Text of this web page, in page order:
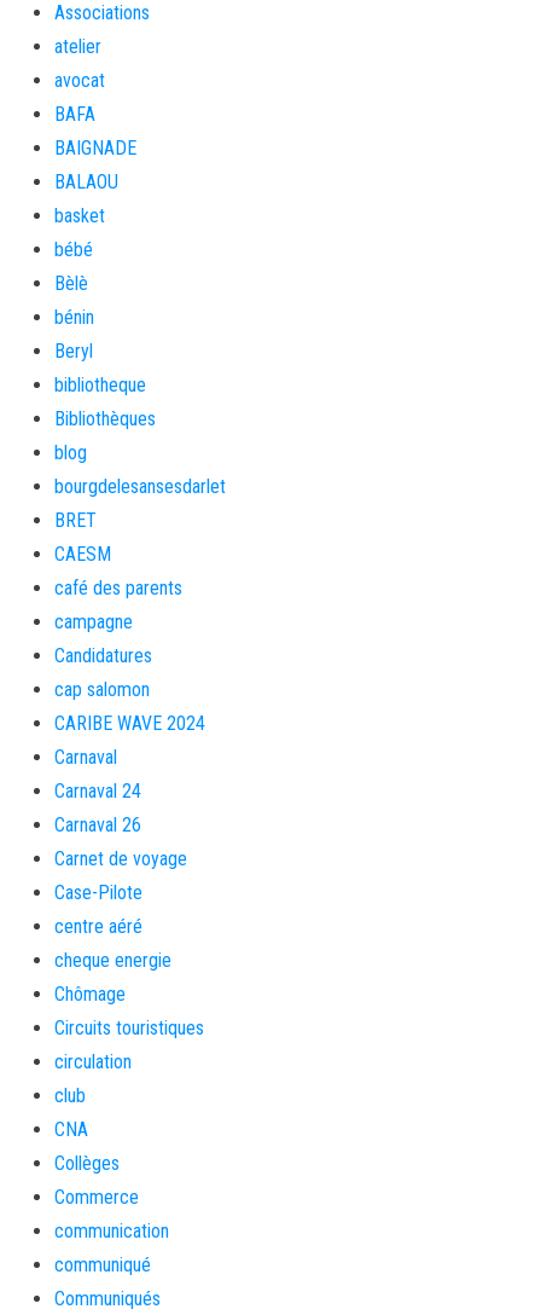
Associations
atelier
avocat
BAFA
BAIGNADE
BALAOU
basket
bébé
Bèlè
bénin
Beryl
bibliotheque
Bibliothèques
blog
bourgdelesansesdarlet
BRET
CAESM
café des parents
campagne
Candidatures
cap salomon
CARIBE WAVE 2024
Carnaval
Carnaval 24
Carnaval 26
Carnet de voyage
Case-Pilote
centre aéré
cheque energie
Chômage
Circuits touristiques
circulation
club
CNA
Collèges
Commerce
communication
communiqué
Communiqués